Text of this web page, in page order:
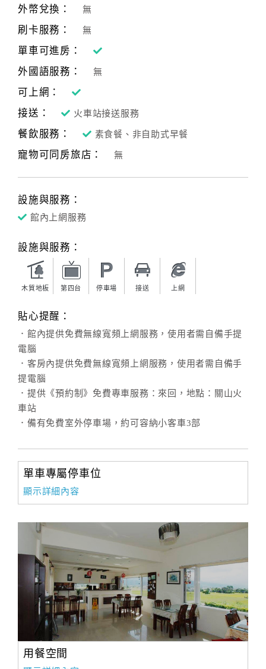
單
理
會
員
戶
客
絡
單
上
服
查
Q&A
訂
收
外幣兌換： 無
刷卡服務： 無
單車可進房：
外國語服務：
無
可上網：
接送：
火車站接送服務
餐飲服務： 素食餐、非自助式早餐
寵物可同房旅店： 無
設施與服務：
館內上網服務
設施與服務：
木質地板 第四台 停車場 接送 上網
貼心提醒：
．館內提供免費無線寬頻上網服務，使用者需自備手提
電腦
．客房內提供免費無線寬頻上網服務，使用者需自備手
提電腦
．提供《預約制》免費專車服務：來回，地點：關山火
車站
．備有免費室外停車場，約可容納小客車3部
單車專屬停車位
顯示詳細內容
用餐空間